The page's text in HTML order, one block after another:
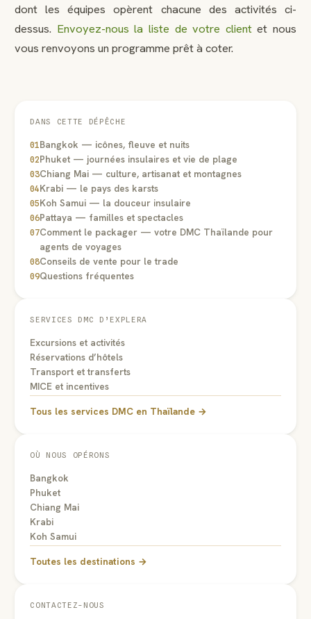
dont les équipes opèrent chacune des activités ci-
dessus. Envoyez-nous la liste de votre clientet nous
vous renvoyons un programme prêt à coter.
DANS CETTE DÉPÊCHE
01Bangkok — icônes, fleuve et nuits
02Phuket — journées insulaires et vie de plage
03Chiang Mai — culture, artisanat et montagnes
04Krabi — le pays des karsts
05Koh Samui — la douceur insulaire
06Pattaya — familles et spectacles
07Comment le packager — votre DMC Thaïlande pour
agents de voyages
08Conseils de vente pour le trade
09Questions fréquentes
SERVICES DMC D’EXPLERA
Excursions et activités
Réservations d’hôtels
Transport et transferts
MICE et incentives
Tous les services DMC en Thaïlande →
OÙ NOUS OPÉRONS
Bangkok
Phuket
Chiang Mai
Krabi
Koh Samui
Toutes les destinations →
CONTACTEZ-NOUS